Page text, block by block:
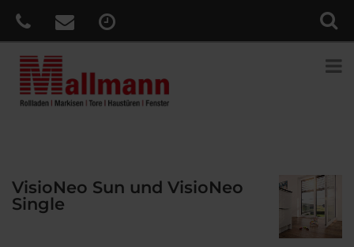
VisioNeo Sun und VisioNeo
Single